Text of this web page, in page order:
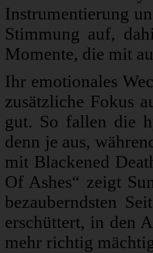
Instrumentierung
Stimmung auf,
Momente, die mit
Ihr emotionales
zusätzliche Fokus
gut. So fallen die
denn je aus,
mit Blackened
Of Ashes“ zeigt
bezauberndsten
erschüttert, in den
mehr richtig